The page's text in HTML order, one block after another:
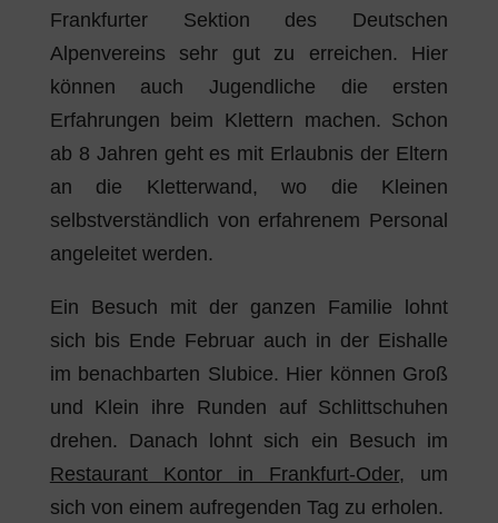
Frankfurter Sektion des Deutschen
Alpenvereins sehr gut zu erreichen. Hier
können auch Jugendliche die ersten
Erfahrungen beim Klettern machen. Schon
ab 8 Jahren geht es mit Erlaubnis der Eltern
an die Kletterwand, wo die Kleinen
selbstverständlich von erfahrenem Personal
angeleitet werden.
Ein Besuch mit der ganzen Familie lohnt
sich bis Ende Februar auch in der Eishalle
im benachbarten Slubice. Hier können Groß
und Klein ihre Runden auf Schlittschuhen
drehen. Danach lohnt sich ein Besuch im
Restaurant Kontor in Frankfurt-Oder, um
sich von einem aufregenden Tag zu erholen.